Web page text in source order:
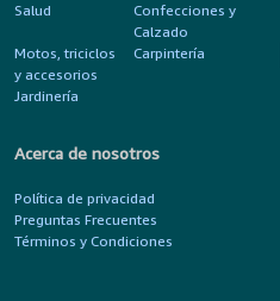
Salud
Confecciones y
Calzado
Motos, triciclos
y accesorios
Carpintería
Jardinería
Acerca de nosotros
Política de privacidad
Preguntas Frecuentes
Términos y Condiciones